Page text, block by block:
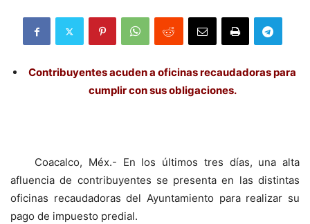
Contribuyentes acuden a oficinas recaudadoras para
cumplir con sus obligaciones.
Coacalco, Méx.- En los últimos tres días, una alta
afluencia de contribuyentes se presenta en las distintas
oficinas recaudadoras del Ayuntamiento para realizar su
pago de impuesto predial.